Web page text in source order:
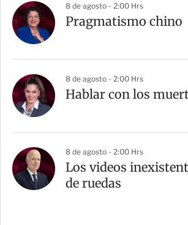
8 de agosto - 2:00 Hrs
Pragmatismo chino
8 de agosto - 2:00 Hrs
Hablar con los
8 de agosto - 2:00 Hrs
Los videos
de ruedas